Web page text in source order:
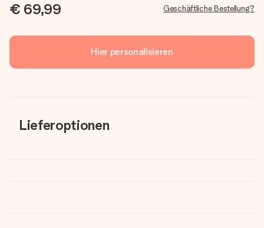
€ 69,99 Geschäftliche Bestellung?
Hier personalisieren
Lieferoptionen